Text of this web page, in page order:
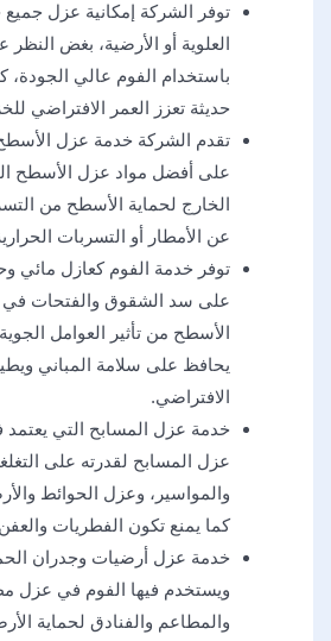
توفر الشركة إمكانية عزل جميع
العلوية أو الأرضية، بغض
باستخدام الفوم عالي
حديثة تعزز العمر الافتراضي
تقدم الشركة خدمة عزل الأسطح
على أفضل مواد عزل الأسطح
الخارج لحماية الأسطح من
عن الأمطار أو التسربات
توفر خدمة الفوم كعازل مائي
على سد الشقوق والفتحات في
الأسطح من تأثير العوامل
يحافظ على سلامة المباني
الافتراضي.
خدمة عزل المسابح التي يعتمد
عزل المسابح لقدرته على
والمواسير، وعزل الحوائط
كما يمنع تكون الفطريات
خدمة عزل أرضيات وجدران
ويستخدم فيها الفوم في عزل
والمطاعم والفنادق لحماية